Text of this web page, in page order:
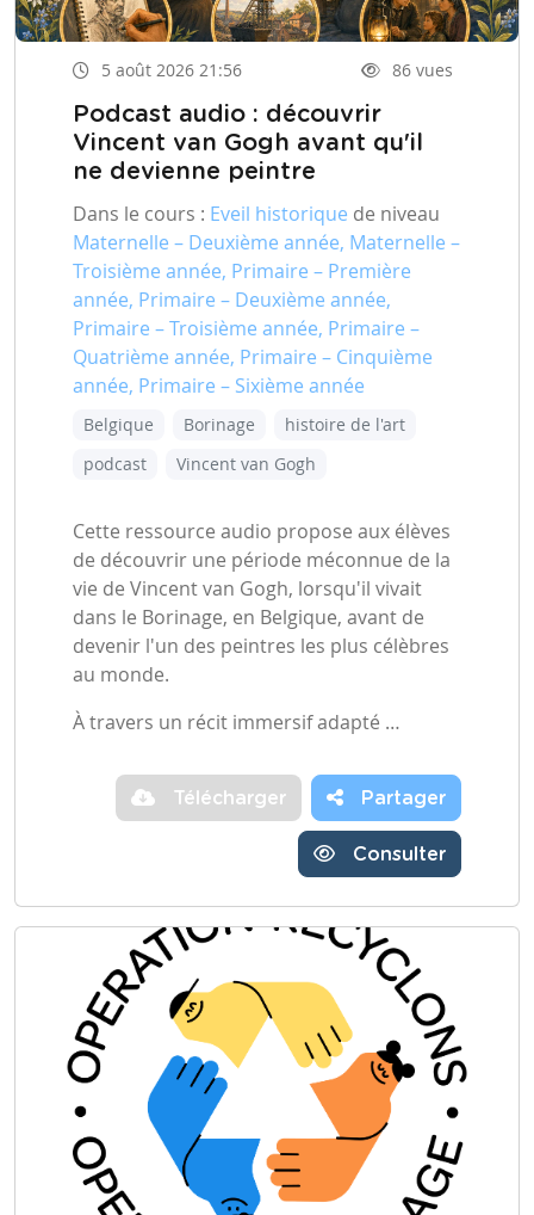
5 août 2026 21:56 86 vues
Podcast audio : découvrir
Vincent van Gogh avant qu'il
ne devienne peintre
Dans le cours : Eveil historique de niveau
Maternelle – Deuxième année, Maternelle –
Troisième année, Primaire – Première
année, Primaire – Deuxième année,
Primaire – Troisième année, Primaire –
Quatrième année, Primaire – Cinquième
année, Primaire – Sixième année
Belgique Borinage
histoire de l'art
podcast
Vincent van Gogh
Cette ressource audio propose aux élèves
de découvrir une période méconnue de la
vie de Vincent van Gogh, lorsqu'il vivait
dans le Borinage, en Belgique, avant de
devenir l'un des peintres les plus célèbres
au monde.
À travers un récit immersif adapté …
Télécharger Partager
Consulter